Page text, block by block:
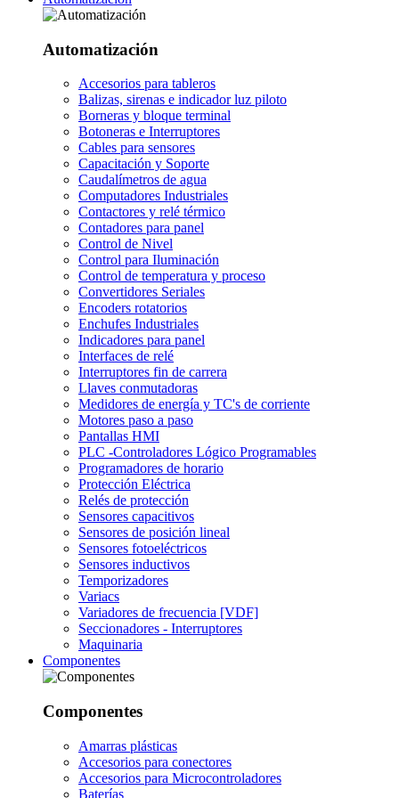
Automatización
Accesorios para tableros
Balizas, sirenas e indicador luz piloto
Borneras y bloque terminal
Botoneras e Interruptores
Cables para sensores
Capacitación y Soporte
Caudalímetros de agua
Computadores Industriales
Contactores y relé térmico
Contadores para panel
Control de Nivel
Control para Iluminación
Control de temperatura y proceso
Convertidores Seriales
Encoders rotatorios
Enchufes Industriales
Indicadores para panel
Interfaces de relé
Interruptores fin de carrera
Llaves conmutadoras
Medidores de energía y TC's de corriente
Motores paso a paso
Pantallas HMI
PLC -Controladores Lógico Programables
Programadores de horario
Protección Eléctrica
Relés de protección
Sensores capacitivos
Sensores de posición lineal
Sensores fotoeléctricos
Sensores inductivos
Temporizadores
Variacs
Variadores de frecuencia [VDF]
Seccionadores - Interruptores
Maquinaria
Componentes
Componentes
Amarras plásticas
Accesorios para conectores
Accesorios para Microcontroladores
Baterías